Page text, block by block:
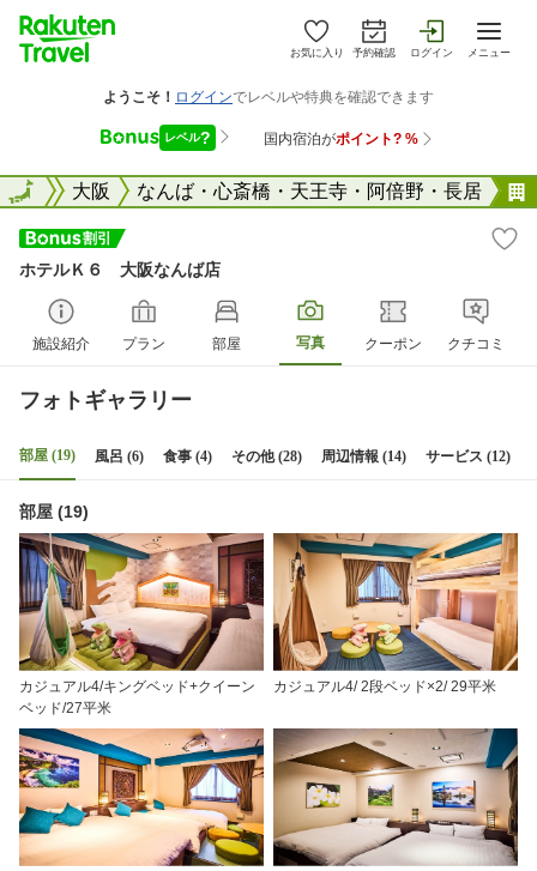
お気に入り 予約確認 ログイン メニュー
阪府 大阪 なんば・心斎橋・天王寺・阿倍野・長居
全国
ホテルＫ６ 大阪なんば店
施設紹介 プラン 部屋 写真 クーポン クチコミ
フォトギャラリー
部屋 (19) 風呂 (6) 食事 (4) その他 (28) 周辺情報 (14) サービス (12)
部屋 (19)
カジュアル4/キングベッド+クイーン
ベッド/27平米
カジュアル4/ 2段ベッド×2/ 29平米